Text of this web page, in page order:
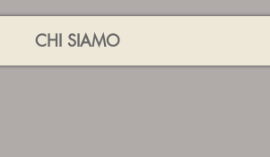
CHI SIAMO